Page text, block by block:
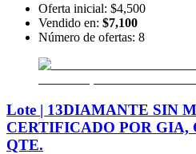
Oferta inicial: $4,500
Vendido en: $7,100
Número de ofertas: 8
Lote | 13DIAMANTE SIN
CERTIFICADO POR GIA,
QTE.